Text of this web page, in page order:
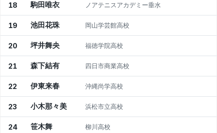
18 駒田唯衣 ノアテニスアカデミー垂水
19 池田花珠 岡山学芸館高校
20 坪井舞央 福徳学院高校
21 森下結有 四日市商業高校
22 伊東来春 沖縄尚学高校
23 小木那々美 浜松市立高校
24 笹木舞 柳川高校